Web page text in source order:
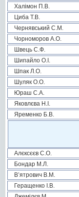
Халімон П.В.
Циба Т.В.
Чернявський С.М.
Чорноморов А.О.
Швець С.Ф.
Шипайло О.І.
Шпак Л.О.
Шуляк О.О.
Юраш С.А.
Яковлєва Н.І.
Яременко Б.В.
Алєксєєв С.О.
Бондар М.Л.
В’ятрович В.М.
Геращенко І.В.